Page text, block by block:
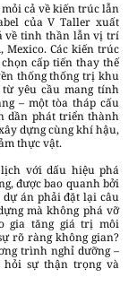
cả về kiến trúc lẫn
của V Taller xuất
về tinh thần lẫn vị trí
Các kiến trúc
cấp tiến thay thế
thống thống trị khu
yêu cầu mang tính
– một tòa tháp cấu
dần phát triển thành
dựng cùng khí hậu,
thực vật.
với dấu hiệu phá
được bao quanh bởi
án phải đặt lại câu
mà không phá vỡ
gia tăng giá trị môi
rõ ràng không gian?
trình nghỉ dưỡng –
sự thận trọng và